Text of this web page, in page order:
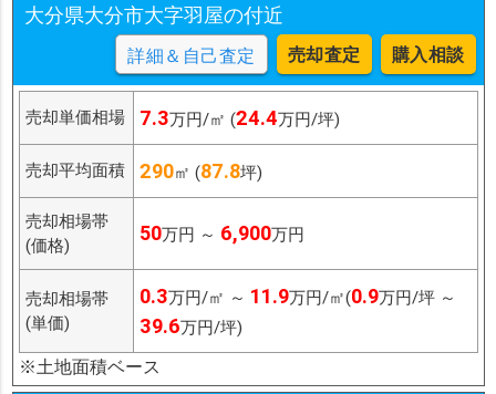
大分県大分市大字羽屋の付近
詳細＆自己査定 売却査定 購入相談
売却単価相場 7.3万円/㎡ (24.4万円/坪)
売却平均面積 290㎡ (87.8坪)
売却相場帯
(価格)
50万円 ～ 6,900万円
売却相場帯
(単価)
0.3万円/㎡ ～ 11.9万円/㎡(0.9万円/坪 ～
39.6万円/坪)
※土地面積ベース